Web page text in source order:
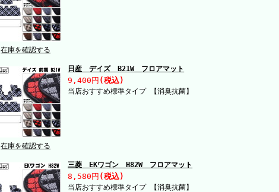
在庫を確認する
在庫を確認する
日産 デイズ B21W フロアマット
9,400円 (税込)
当店おすすめ標準タイプ 【消臭抗菌】
三菱 EKワゴン H82W フロアマット
8,580円 (税込)
当店おすすめ標準タイプ 【消臭抗菌】